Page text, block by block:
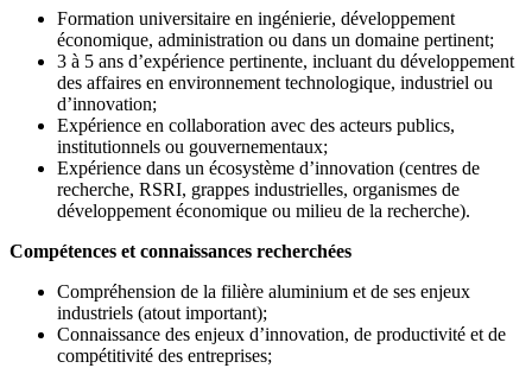
Formation universitaire en ingénierie, développement
économique, administration ou dans un domaine pertinent;
3 à 5 ans d’expérience pertinente, incluant du développement
des affaires en environnement technologique, industriel ou
d’innovation;
Expérience en collaboration avec des acteurs publics,
institutionnels ou gouvernementaux;
Expérience dans un écosystème d’innovation (centres de
recherche, RSRI, grappes industrielles, organismes de
développement économique ou milieu de la recherche).
Compétences et connaissances recherchées
Compréhension de la filière aluminium et de ses enjeux
industriels (atout important);
Connaissance des enjeux d’innovation, de productivité et de
compétitivité des entreprises;